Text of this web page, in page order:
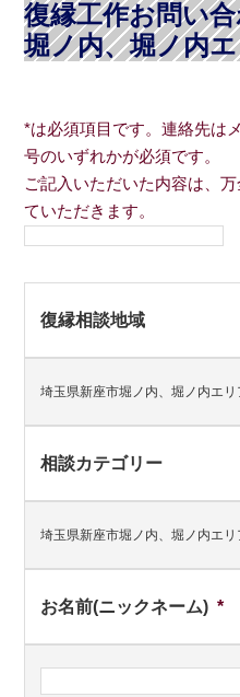
復縁工作お問い
堀ノ内、堀ノ内
*は必須項目です。連絡先は
号のいずれかが必須です。
ご記入いただいた内容は、
ていただきます。
復縁相談地域
埼玉県新座市堀ノ内、堀ノ内エリ
相談カテゴリー
埼玉県新座市堀ノ内、堀ノ内エ
お名前(ニックネーム) *